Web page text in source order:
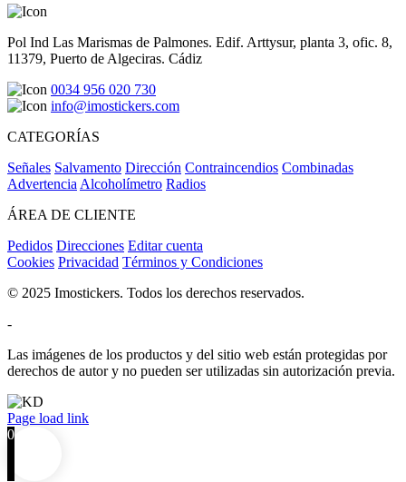
Pol Ind Las Marismas de Palmones. Edif. Arttysur, planta 3, ofic. 8,
11379, Puerto de Algeciras. Cádiz
0034 956 020 730
info@imostickers.com
CATEGORÍAS
Señales Salvamento Dirección Contraincendios Combinadas
Advertencia Alcoholímetro Radios
ÁREA DE CLIENTE
Pedidos Direcciones Editar cuenta
Cookies Privacidad Términos y Condiciones
© 2025 Imostickers. Todos los derechos reservados.
-
Las imágenes de los productos y del sitio web están protegidas por
derechos de autor y no pueden ser utilizadas sin autorización previa.
Facebook
Twitter
Instagram
Pinterest
Page load link
0